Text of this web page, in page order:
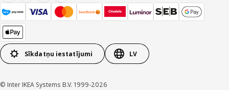
Sīkdatņu iestatījumi LV
© Inter IKEA Systems B.V. 1999-2026